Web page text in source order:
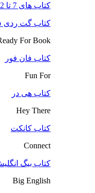
کتاب های 7 تا 12 سال
کتاب گت ردی
For Book
کتاب فان فور
Fun For
کتاب هی در
Hey There
کتاب کانکت
Connect
کتاب بیگ
Big English